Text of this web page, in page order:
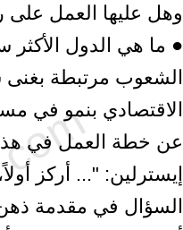
وهل عليها العمل
● ما هي الدول
الشعوب مرتبطة بغنى
الاقتصادي بنمو في
عن خطة العمل في هذا
إيسترلين: "... أركز
السؤال في مقدمة